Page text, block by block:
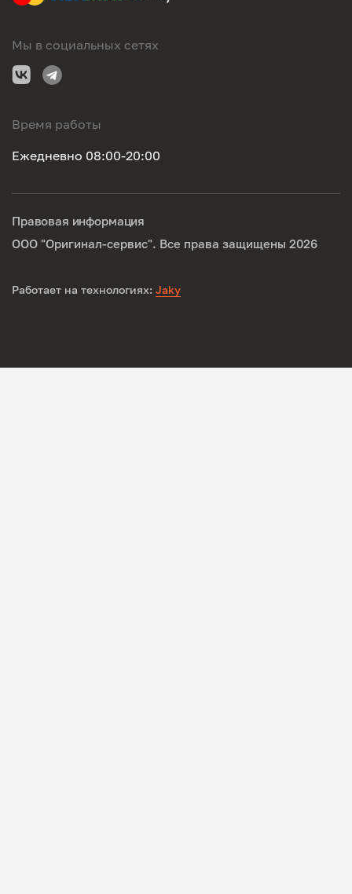
Мы в социальных сетях
Время работы
Ежедневно 08:00-20:00
ООО "Оригинал-сервис". Все права защищены 2026
Правовая информация
Работает на технологиях: Jaky